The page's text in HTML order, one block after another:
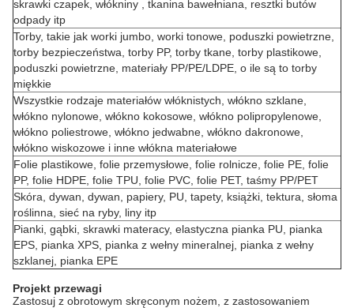
skrawki czapek, włókniny , tkanina bawełniana, resztki butów
odpady itp
Torby, takie jak worki jumbo, worki tonowe, poduszki powietrzne,
torby bezpieczeństwa, torby PP, torby tkane, torby plastikowe,
poduszki powietrzne, materiały PP/PE/LDPE, o ile są to torby
miękkie
Wszystkie rodzaje materiałów włóknistych, włókno szklane,
włókno nylonowe, włókno kokosowe, włókno polipropylenowe,
włókno poliestrowe, włókno jedwabne, włókno dakronowe,
włókno wiskozowe i inne włókna materiałowe
Folie plastikowe, folie przemysłowe, folie rolnicze, folie PE, folie
PP, folie HDPE, folie TPU, folie PVC, folie PET, taśmy PP/PET
Skóra, dywan, dywan, papiery, PU, ​​tapety, książki, tektura, słoma
roślinna, sieć na ryby, liny itp
Pianki, gąbki, skrawki materacy, elastyczna pianka PU, pianka
EPS, pianka XPS, pianka z wełny mineralnej, pianka z wełny
szklanej, pianka EPE
Projekt przewagi
Zastosuj z obrotowym skręconym nożem, z zastosowaniem